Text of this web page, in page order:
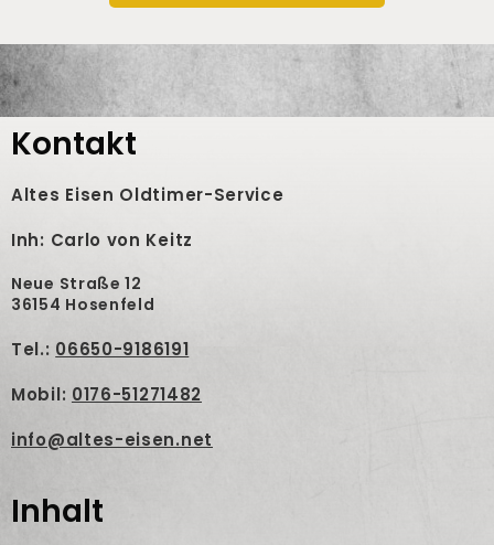
Kontakt
Altes Eisen Oldtimer-Service
Inh: Carlo von Keitz
Neue Straße 12
36154 Hosenfeld
Tel.: 06650-9186191
Mobil: 0176-51271482
info@altes-eisen.net
Inhalt